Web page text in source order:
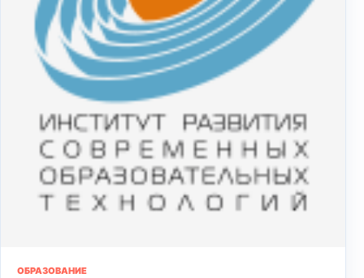
ОБРАЗОВАНИЕ